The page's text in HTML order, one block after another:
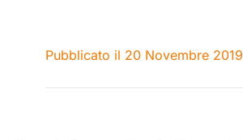
Pubblicato il 20 Novembre 2019